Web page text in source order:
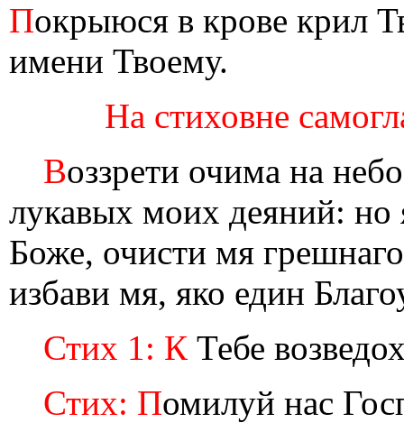
Покрыюся в крове крил
имени Твоему.
На стиховне
Воззрети очима на
лукавых моих деяний: но
Боже, очисти мя
избави мя, яко един
Стих 1: КТебе
Стих: Помилуй нас